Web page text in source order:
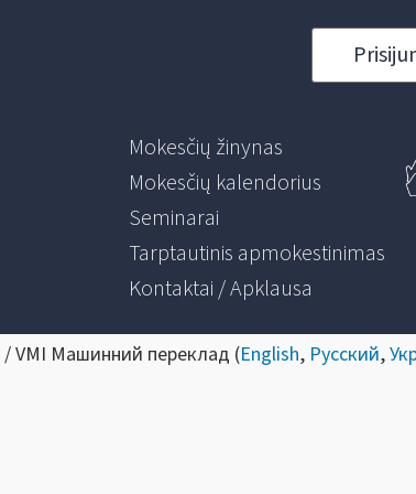
Mokesčių žinynas
Mokesčių kalendorius
Seminarai
Tarptautinis apmokestinimas
Kontaktai / Apklausa
VMI Машинний переклад (English, Русский,